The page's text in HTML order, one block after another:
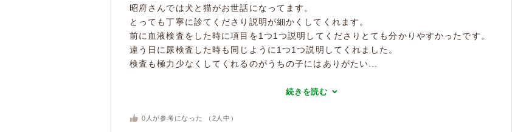
昭府さんでは犬と猫がお世話になってます。
とっても丁寧に診てくださり説明が細かくしてくれます。
前に血液検査をした時に項目を1つ1つ説明してくださりとても分かりやすかったです。
違う日に尿検査した時も同じように1つ1つ説明してくれました。
検査も極力少なくしてくれるのがうちの子にはありがたい...
続きを読む
0 人が参考になった （ 2 人中）